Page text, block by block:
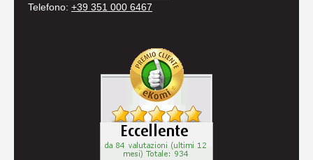
Telefono: +39 351 000 6467